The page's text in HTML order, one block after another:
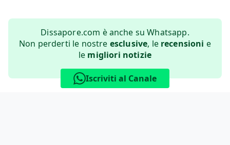
Dissapore.com è anche su Whatsapp.
Non perderti le nostre esclusive, le recensioni e
le migliori notizie
Iscriviti al Canale